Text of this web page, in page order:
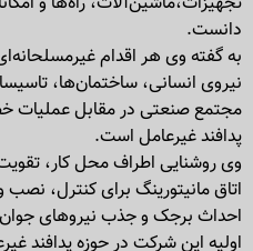
دانست.
به گفته وی هر اقدام
نیروی انسانی، ساختمان‌‌ها،
مجتمع صنعتی در مقابل عملیات
پدافند غیرعامل است.
وی روشنایی اطراف محل کار،
اتاق مانیتورینگ برای کنترل، نصب
احداث برجک و جذب نیروهای جوان
اولیه این شرکت در حوزه پدافند